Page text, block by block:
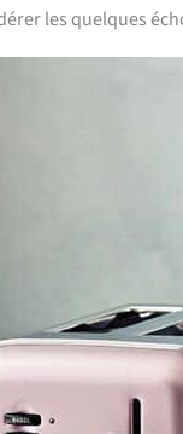
les quelques